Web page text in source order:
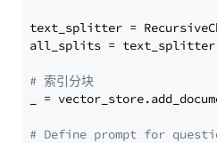
text_splitter =
all_splits =
# 索引分块
_ =
# Define prompt for